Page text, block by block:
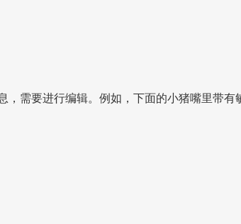
需要进行编辑。例如，下面的小猪嘴里带有